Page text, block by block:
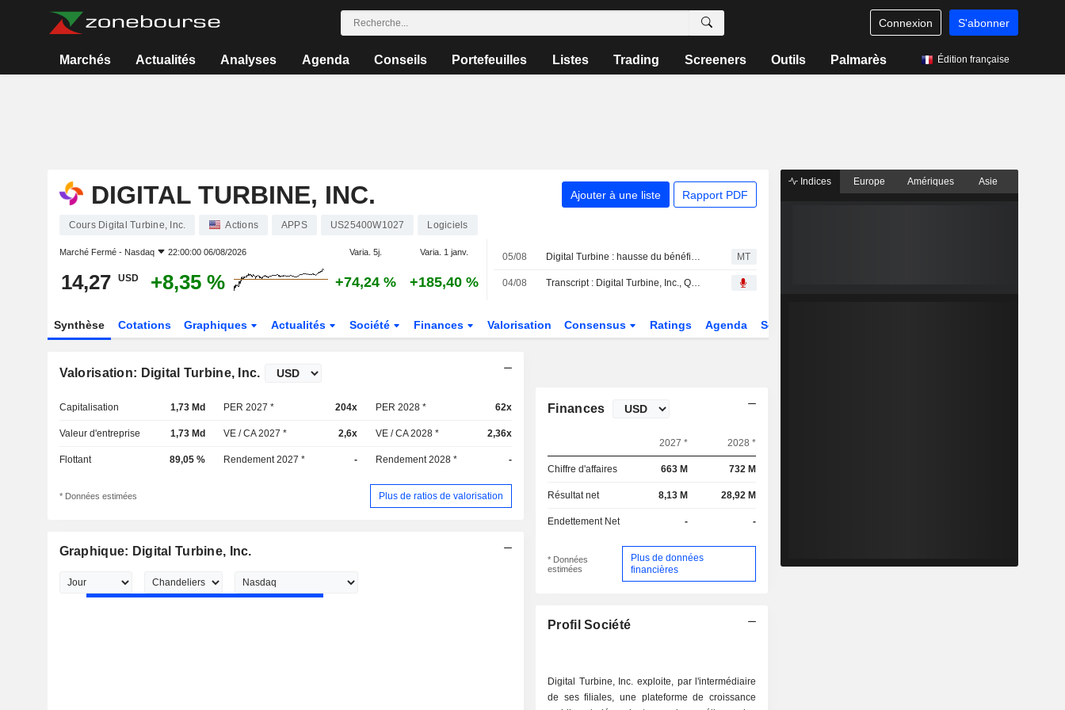
Connexion S'abonner
Marchés Actualités Analyses Agenda Conseils Portefeuilles Listes Trading Screeners Outils Palmarès Édition française
DIGITAL TURBINE, INC. Ajouter à une liste Rapport PDF
Cours Digital Turbine, Inc. Actions APPS US25400W1027 Logiciels
Marché Fermé - Nasdaq 22:00:00 06/08/2026 Varia. 5j. Varia. 1 janv.
14,27 USD +8,35 % +74,24 % +185,40 %
05/08 Digital Turbine : hausse du bénéfice ajusté et du chiffre d'affaires au premier trimestre fiscal ; prévisions annuelles annoncées MT
04/08 Transcript : Digital Turbine, Inc., Q1 2027 Earnings Call, Aug 04, 2026
Synthèse Cotations Graphiques Actualités Société Finances Valorisation Consensus Ratings Agenda Secteur
Valorisation: Digital Turbine, Inc.
Capitalisation 1,73 Md PER 2027 * 204x PER 2028 * 62x
Valeur d'entreprise 1,73 Md VE / CA 2027 * 2,6x VE / CA 2028 * 2,36x
Flottant 89,05 % Rendement 2027 * - Rendement 2028 * -
* Données estimées Plus de ratios de valorisation
Graphique: Digital Turbine, Inc.
Finances
2027 * 2028 *
Chiffre d'affaires 663 M 732 M
Résultat net 8,13 M 28,92 M
Endettement Net - -
* Données
estimées
Plus de données
financières
Profil Société
Digital Turbine, Inc. exploite, par l'intermédiaire
de ses filiales, une plateforme de croissance
Indices Europe Amériques Asie